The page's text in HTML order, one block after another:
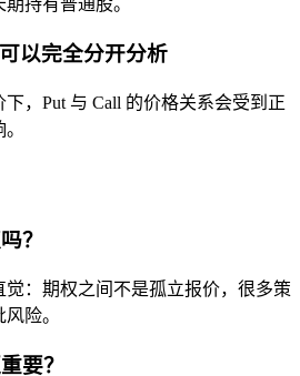
持有普通股。
以完全分开分析
，Put 与 Call 的价格关系会受到正
？
：期权之间不是孤立报价，很多策
险。
要？